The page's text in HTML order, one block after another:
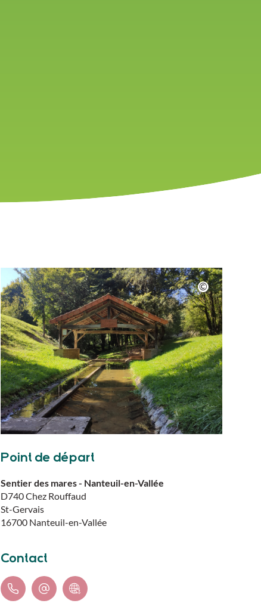
Point de départ
Sentier des mares - Nanteuil-en-Vallée
D740 Chez Rouffaud
St-Gervais
16700 Nanteuil-en-Vallée
Contact